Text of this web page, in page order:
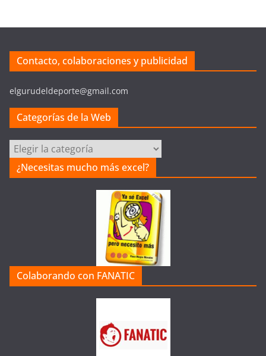
Contacto, colaboraciones y publicidad
elgurudeldeporte@gmail.com
Categorías de la Web
Categorías
de
la
¿Necesitas mucho más excel?
Colaborando con FANATIC